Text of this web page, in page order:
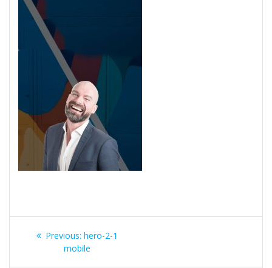
Post
navigation
Previous: Previous
post:
hero-2-1
mobile